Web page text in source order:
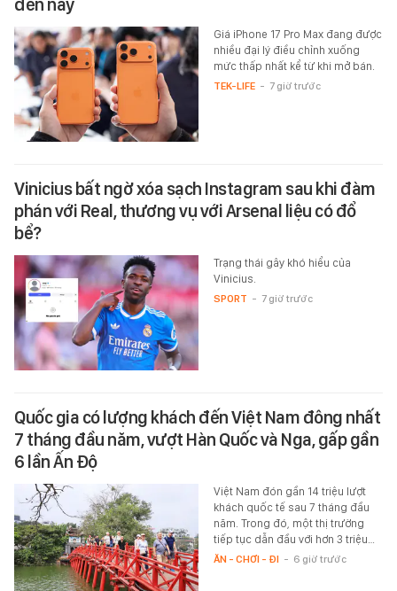
đến nay
Giá iPhone 17 Pro Max đang được
nhiều đại lý điều chỉnh xuống
mức thấp nhất kể từ khi mở bán.
TEK-LIFE - 7 giờ trước
Vinicius bất ngờ xóa sạch Instagram sau khi đàm
phán với Real, thương vụ với Arsenal liệu có đổ
bể?
Trạng thái gây khó hiểu của
Vinicius.
SPORT - 7 giờ trước
Quốc gia có lượng khách đến Việt Nam đông nhất
7 tháng đầu năm, vượt Hàn Quốc và Nga, gấp gần
6 lần Ấn Độ
Việt Nam đón gần 14 triệu lượt
khách quốc tế sau 7 tháng đầu
năm. Trong đó, một thị trường
tiếp tục dẫn đầu với hơn 3 triệu…
ĂN - CHƠI - ĐI - 6 giờ trước